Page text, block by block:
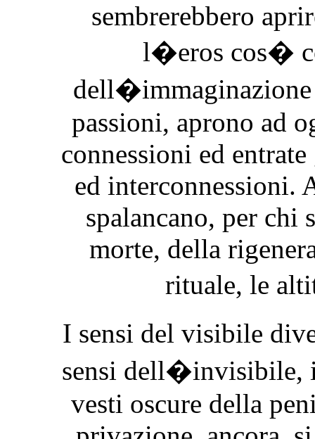
sembrerebbero
l�eros cos�
passioni, aprono ad
connessioni ed
ed interconnessioni.
spalancano, per chi
morte, della
rituale, le
I sensi del visibile
sensi dell�invisibile,
vesti oscure della